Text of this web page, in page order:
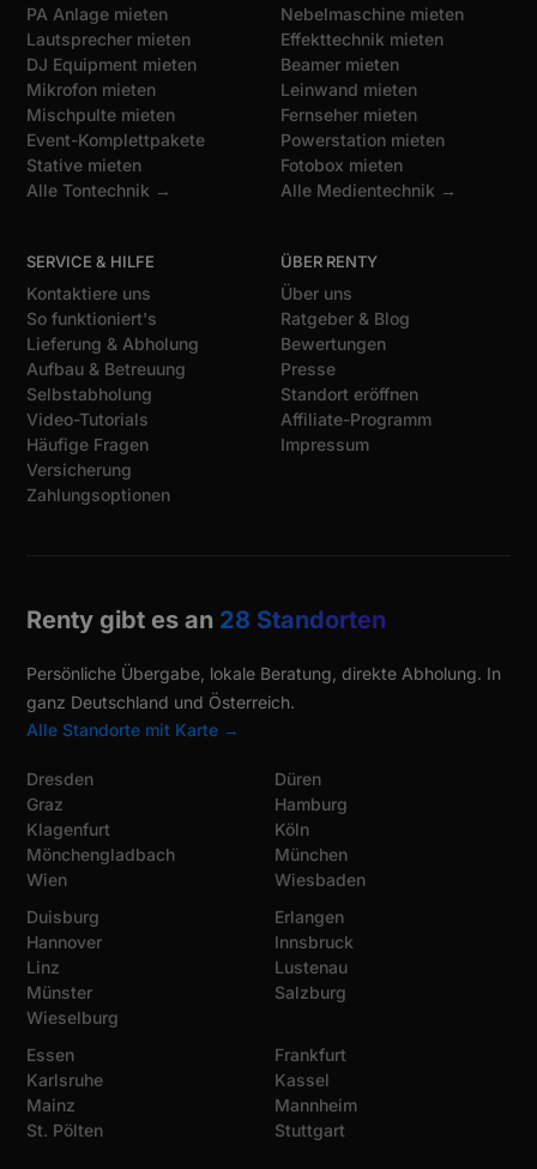
PA Anlage mieten
Lautsprecher mieten
DJ Equipment mieten
Mikrofon mieten
Mischpulte mieten
Event-Komplettpakete
Stative mieten
Alle Tontechnik →
Nebelmaschine mieten
Effekttechnik mieten
Beamer mieten
Leinwand mieten
Fernseher mieten
Powerstation mieten
Fotobox mieten
Alle Medientechnik →
SERVICE & HILFE
Kontaktiere uns
So funktioniert's
Lieferung & Abholung
Aufbau & Betreuung
Selbstabholung
Video-Tutorials
Häufige Fragen
Versicherung
Zahlungsoptionen
ÜBER RENTY
Über uns
Ratgeber & Blog
Bewertungen
Presse
Standort eröffnen
Affiliate-Programm
Impressum
Renty gibt es an 28 Standorten
Persönliche Übergabe, lokale Beratung, direkte Abholung. In
ganz Deutschland und Österreich.
Alle Standorte mit Karte →
Dresden
Graz
Klagenfurt
Mönchengladbach
Wien
Düren
Hamburg
Köln
München
Wiesbaden
Duisburg
Hannover
Linz
Münster
Wieselburg
Erlangen
Innsbruck
Lustenau
Salzburg
Essen
Karlsruhe
Mainz
St. Pölten
Frankfurt
Kassel
Mannheim
Stuttgart